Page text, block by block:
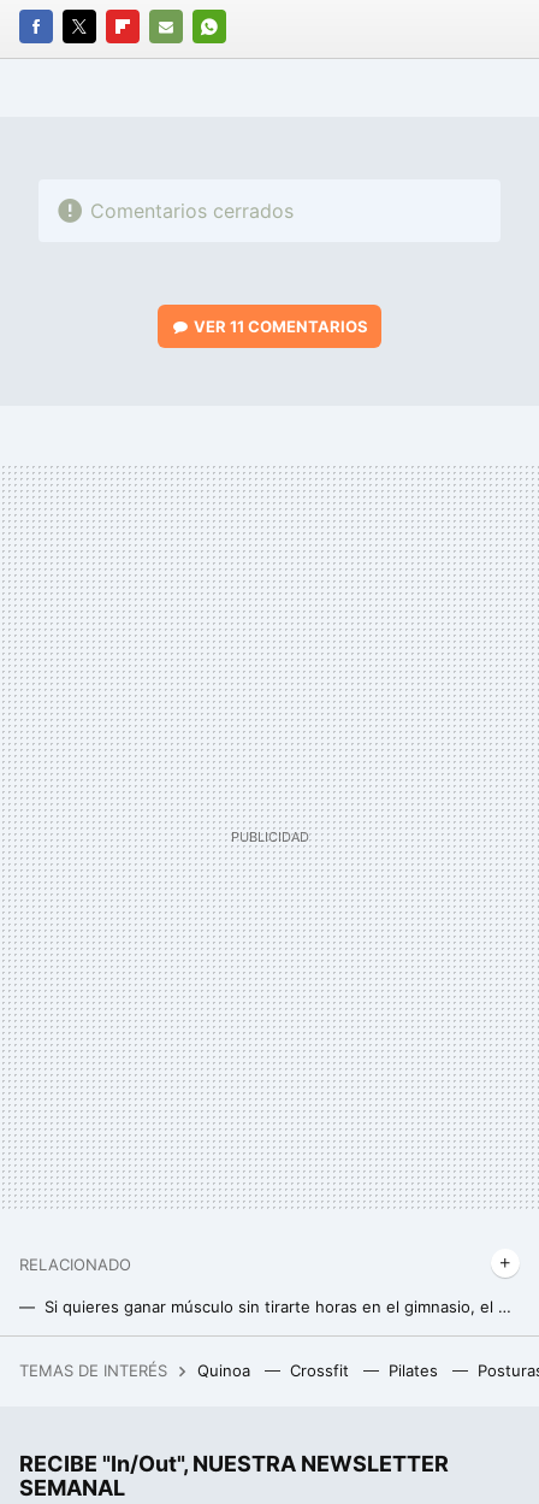
FACEBOOK
TWITTERFLIPBOARD
E-
WHATSAPP
Comentarios cerrados
VER11 COMENTARIOS
RELACIONADO
Si quieres ganar músculo sin tirarte horas en el gimnasio, el drop set puede ser tu solución
TEMAS DE INTERÉS Quinoa Crossfit Pilates
RECIBE "In/Out", NUESTRA NEWSLETTER
SEMANAL